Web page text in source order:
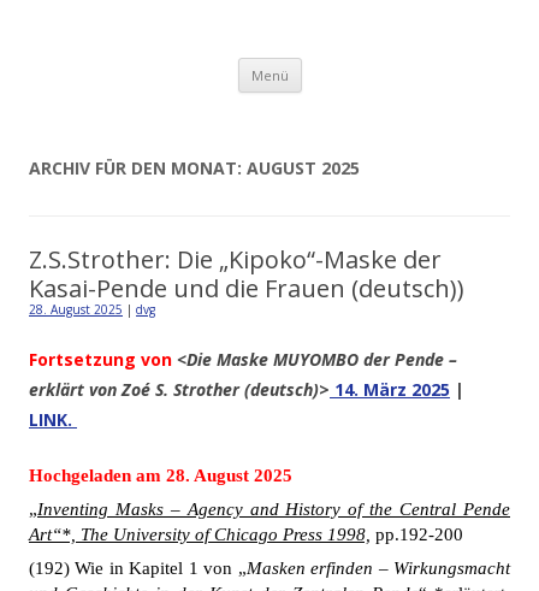
Menü Zum
springen
ARCHIV FÜR DEN MONAT: AUGUST 2025
Z.S.Strother: Die „Kipoko“-Maske der
Kasai-Pende und die Frauen (deutsch))
28. August 2025 | dvg
Fortsetzung von <Die Maske MUYOMBO der Pende –
erklärt von Zoé S. Strother (deutsch)> 14. März 2025 |
LINK.
Hochgeladen am 28. August 2025
„Inventing Masks – Agency and History of the Central Pende
Art“*, The University of Chicago Press 1998, pp.192-200
(192) Wie in Kapitel 1 von „Masken erfinden – Wirkungsmacht